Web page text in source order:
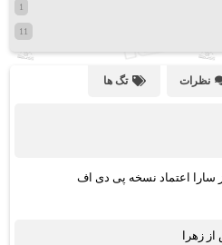
1
11
نظرات تگ ها
از سارا اعتماد نسخه پی دی اف
از زهرا